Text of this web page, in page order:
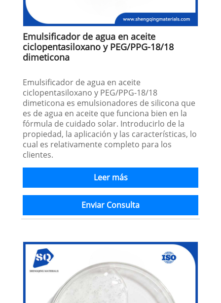
Emulsificador de agua en aceite
ciclopentasiloxano y PEG/PPG-18/18
dimeticona
Emulsificador de agua en aceite
ciclopentasiloxano y PEG/PPG-18/18
dimeticona es emulsionadores de silicona que
es de agua en aceite que funciona bien en la
fórmula de cuidado solar. Introducirlo de la
propiedad, la aplicación y las características, lo
cual es relativamente completo para los
clientes.
Leer más
Enviar Consulta